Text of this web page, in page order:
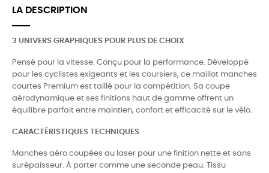
LA DESCRIPTION
3 UNIVERS GRAPHIQUES POUR PLUS DE CHOIX
Pensé pour la vitesse. Conçu pour la performance. Développé
pour les cyclistes exigeants et les coursiers, ce maillot manches
courtes Premium est taillé pour la compétition. Sa coupe
aérodynamique et ses finitions haut de gamme offrent un
équilibre parfait entre maintien, confort et efficacité sur le vélo.
CARACTÉRISTIQUES TECHNIQUES
Manches aéro coupées au laser pour une finition nette et sans
surépaisseur. À porter comme une seconde peau. Tissu